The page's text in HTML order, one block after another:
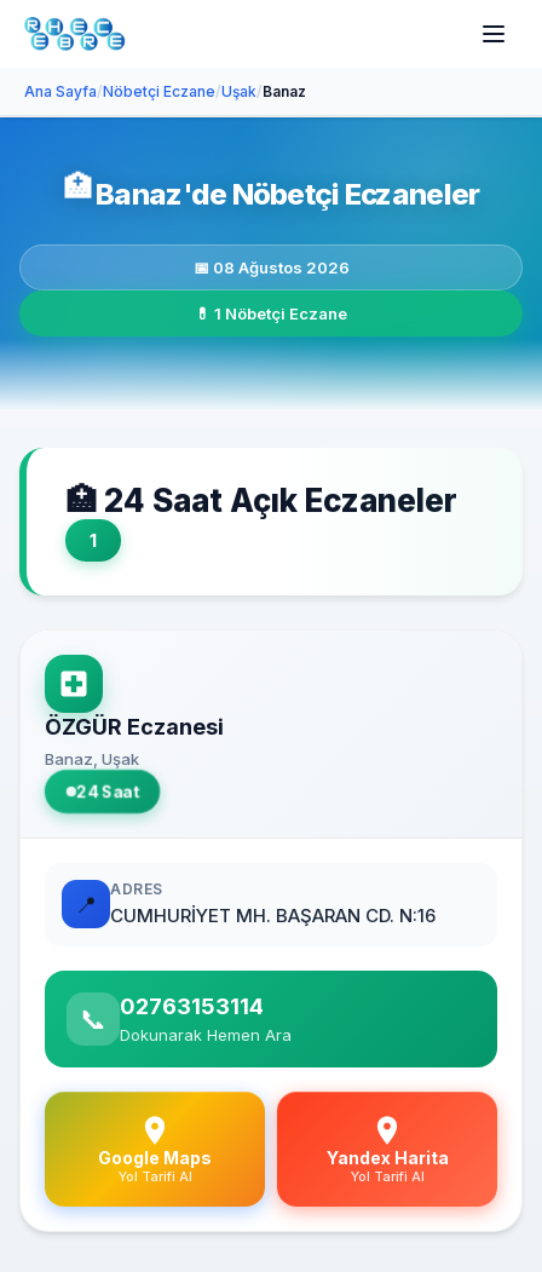
Ana Sayfa/Nöbetçi Eczane/Uşak/Banaz
🏥Banaz'de Nöbetçi Eczaneler
📅 08 Ağustos 2026
💊 1 Nöbetçi Eczane
🏥 24 Saat Açık Eczaneler
1
ÖZGÜR Eczanesi
Banaz, Uşak
24 Saat
📍
ADRES
CUMHURİYET MH. BAŞARAN CD. N:16
📞 02763153114
Dokunarak Hemen Ara
Google Maps
Yol Tarifi Al
Yandex Harita
Yol Tarifi Al